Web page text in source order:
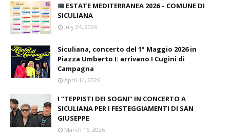
📅 ESTATE MEDITERRANEA 2026 – COMUNE DI
SICULIANA
July 24, 2026
Siculiana, concerto del 1° Maggio 2026 in
Piazza Umberto I: arrivano I Cugini di
Campagna
April 14, 2026
I “TEPPISTI DEI SOGNI” IN CONCERTO A
SICULIANA PER I FESTEGGIAMENTI DI SAN
GIUSEPPE
March 16, 2026